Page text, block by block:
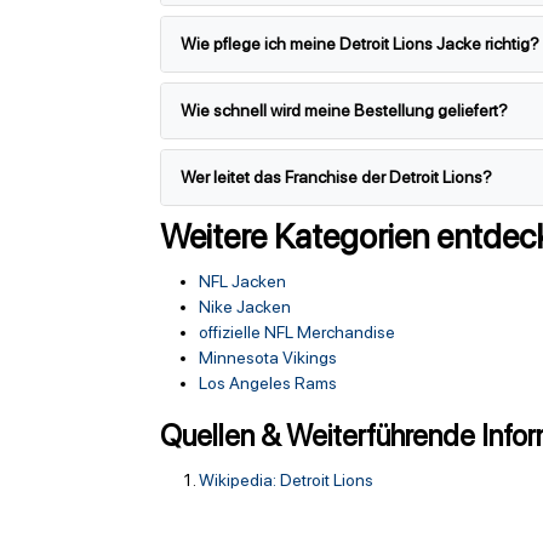
Wie pflege ich meine Detroit Lions Jacke richtig?
Wie schnell wird meine Bestellung geliefert?
Wer leitet das Franchise der Detroit Lions?
Weitere Kategorien
NFL Jacken
Nike Jacken
offizielle NFL Merchandise
Minnesota Vikings
Los Angeles Rams
Quellen & Weiterführende
Wikipedia: Detroit Lions